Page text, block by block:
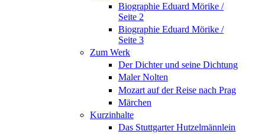
Biographie Eduard Mörike /
Seite 2
Biographie Eduard Mörike /
Seite 3
Zum Werk
Der Dichter und seine Dichtung
Maler Nolten
Mozart auf der Reise nach Prag
Märchen
Kurzinhalte
Das Stuttgarter Hutzelmännlein